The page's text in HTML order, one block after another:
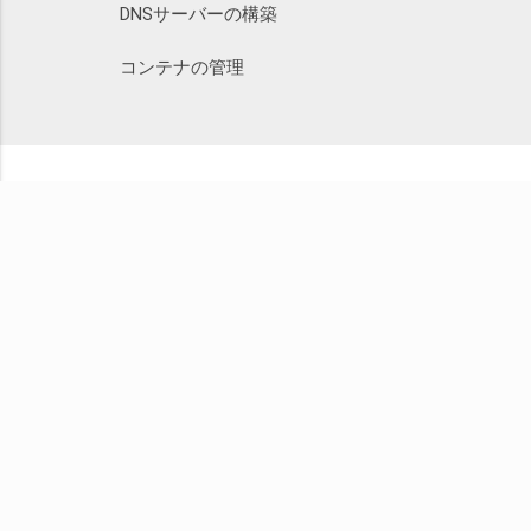
DNSサーバーの構築
コンテナの管理